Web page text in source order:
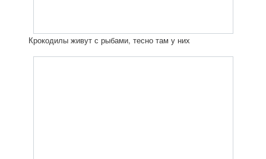
Крокодилы живут с рыбами, тесно там у них